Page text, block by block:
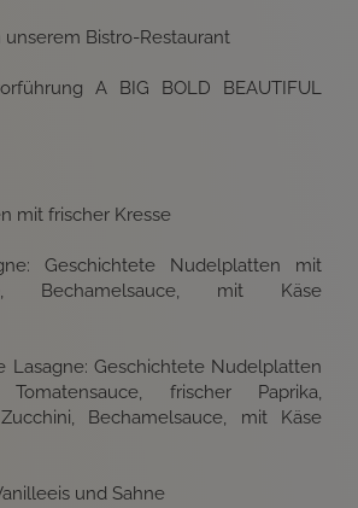
unserem Bistro-Restaurant
A BIG BOLD BEAUTIFUL
mit frischer Kresse
Geschichtete Nudelplatten mit
Bechamelsauce, mit Käse
Lasagne: Geschichtete Nudelplatten
frischer Paprika,
Bechamelsauce, mit Käse
und Sahne